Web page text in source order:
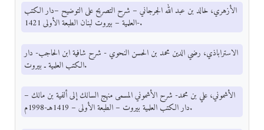
الأزهري، خالد بن عبد الله الجرجاني – شرح التصريح على التوضيح –دار الكتب
العلمية – بيروت لبنان الطبعة الأولى 1421-.
الاستراباذي، رضي الدين محمد بن الحسن النحوي - شرح شافية ابن الحاجب- دار
الكتب العلمية ـ بيروت.
الأشموني، علي بن محمد- شرح الأشموني المسمى منهج السالك إلى ألفية بن مالك –
دار الكتب العلمية بيروت – الطبعة الأولى – 1419هـ-1998م.